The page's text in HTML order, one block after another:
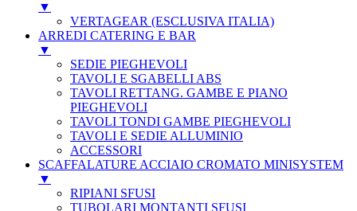
▼
VERTAGEAR (ESCLUSIVA ITALIA)
ARREDI CATERING E BAR
▼
SEDIE PIEGHEVOLI
TAVOLI E SGABELLI ABS
TAVOLI RETTANG. GAMBE E PIANO
PIEGHEVOLI
TAVOLI TONDI GAMBE PIEGHEVOLI
TAVOLI E SEDIE ALLUMINIO
ACCESSORI
SCAFFALATURE ACCIAIO CROMATO MINISYSTEM
▼
RIPIANI SFUSI
TUBOLARI MONTANTI SFUSI